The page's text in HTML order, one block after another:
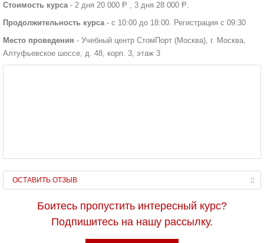
Стоимость курса- 2 дня 20 000 Ᵽ , 3 дня 28 000 Ᵽ.
Продолжительность курса - с 10:00 до 18:00. Регистрация с 09:30
Место проведения - Учебный центр СтомПорт (Москва), г. Москва,
Алтуфьевское шоссе, д. 48, корп. 3, этаж 3
ОСТАВИТЬ ОТЗЫВ
Боитесь пропустить интересный курс?
Подпишитесь на нашу рассылку.